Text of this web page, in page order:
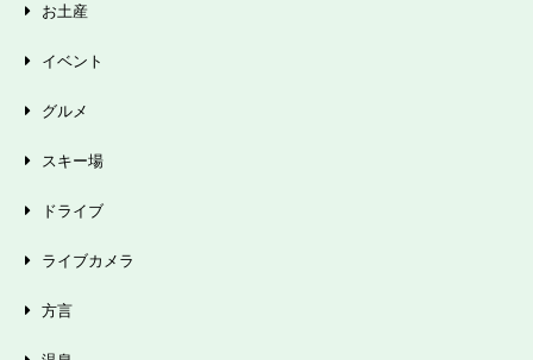
お土産
イベント
グルメ
スキー場
ドライブ
ライブカメラ
方言